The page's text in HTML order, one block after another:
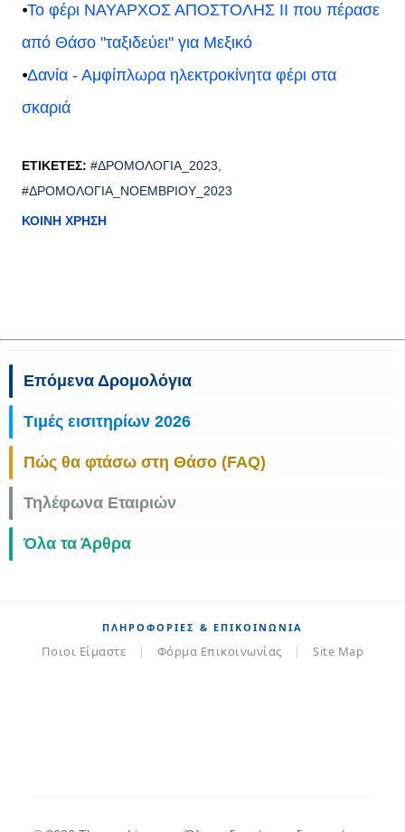
⦁Το φέρι ΝΑΥΑΡΧΟΣ ΑΠΟΣΤΟΛΗΣ ΙΙ που πέρασε
από Θάσο "ταξιδεύει" για Μεξικό
⦁Δανία - Αμφίπλωρα ηλεκτροκίνητα φέρι στα
σκαριά
ΕΤΙΚΈΤΕΣ: #ΔΡΟΜΟΛΌΓΙΑ_2023
#ΔΡΟΜΟΛΌΓΙΑ_ΝΟΕΜΒΡΊΟΥ_2023
ΚΟΙΝΉ ΧΡΉΣΗ
Επόμενα Δρομολόγια
Τιμές εισιτηρίων 2026
Πώς θα φτάσω στη Θάσο (FAQ)
Τηλέφωνα Εταιριών
Όλα τα Άρθρα
ΠΛΗΡΟΦΟΡΊΕΣ & ΕΠΙΚΟΙΝΩΝΊΑ
Ποιοι Είμαστε | Φόρμα Επικοινωνίας | Site Map